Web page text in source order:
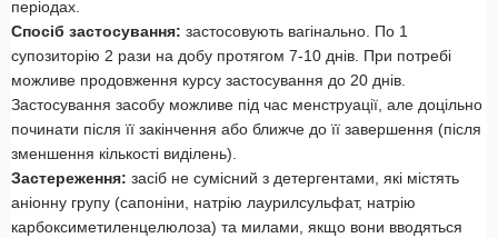
періодах.
Спосіб застосування: застосовують вагінально. По 1
супозиторію 2 рази на добу протягом 7-10 днів. При потребі
можливе продовження курсу застосування до 20 днів.
Застосування засобу можливе під час менструації, але доцільно
починати після її закінчення або ближче до її завершення (після
зменшення кількості виділень).
Застереження: засіб не сумісний з детергентами, які містять
аніонну групу (сапоніни, натрію лаурилсульфат, натрію
карбоксиметиленцелюлоза) та милами, якщо вони вводяться